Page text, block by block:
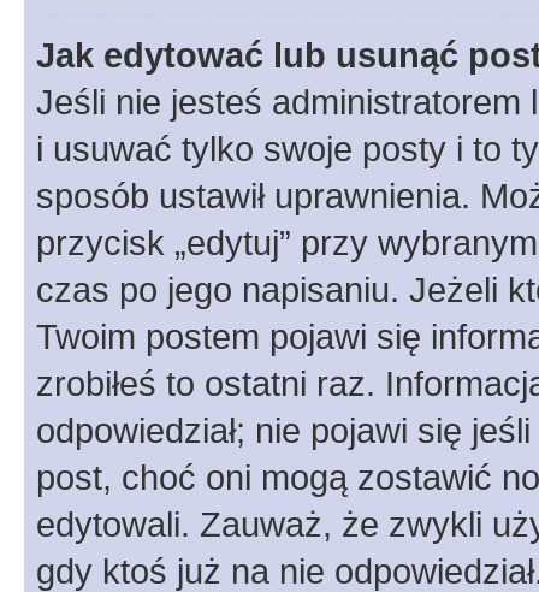
Jak edytować lub usunąć
Jeśli nie jesteś
i usuwać tylko swoje posty i to
sposób ustawił uprawnienia.
przycisk „edytuj” przy
czas po jego napisaniu. Jeżeli
Twoim postem pojawi się
zrobiłeś to ostatni raz.
odpowiedział; nie pojawi się
post, choć oni mogą zostawić
edytowali. Zauważ, że zwykli
gdy ktoś już na nie